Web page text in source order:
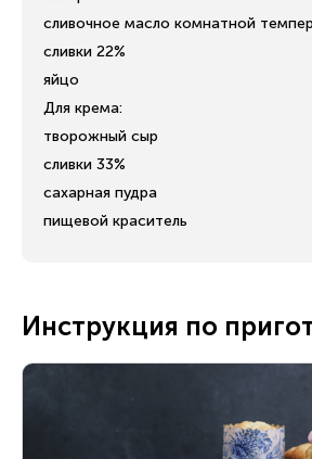
сливочное масло комнатной
сливки 22%
яйцо
Для крема:
творожный сыр
сливки 33%
сахарная пудра
пищевой краситель
Инструкция по